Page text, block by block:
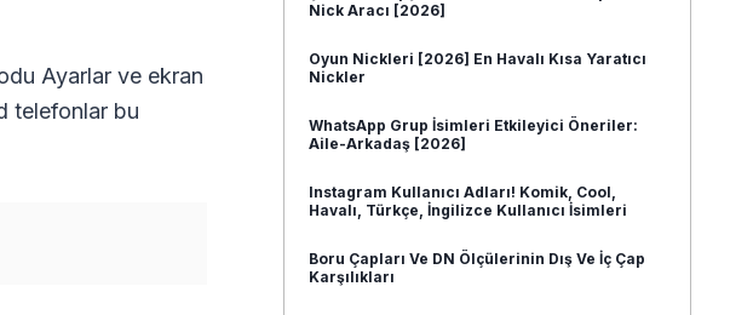
Ayarlar ve ekran
telefonlar bu
Nick Aracı [2026]
Oyun Nickleri [2026] En Havalı Kısa Yaratıcı
Nickler
WhatsApp Grup İsimleri Etkileyici Öneriler:
Aile-Arkadaş [2026]
Instagram Kullanıcı Adları! Komik, Cool,
Havalı, Türkçe, İngilizce Kullanıcı İsimleri
Boru Çapları Ve DN Ölçülerinin Dış Ve İç Çap
Karşılıkları